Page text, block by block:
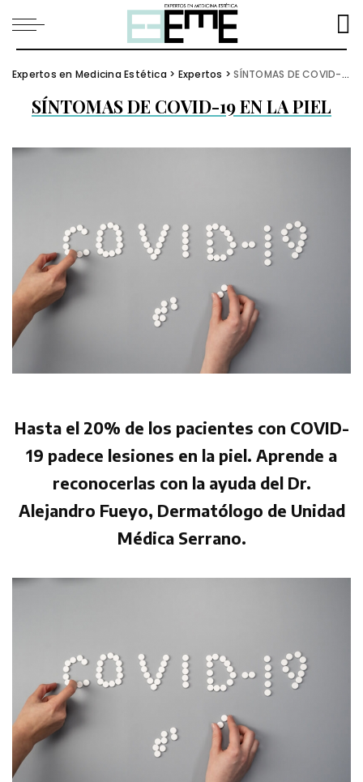
Expertos en Medicina Estética > Expertos >SÍNTOMAS DE COVID-19 EN LA PIEL
SÍNTOMAS DE COVID-19 EN LA PIEL
Hasta el 20% de los pacientes con COVID-
19 padece lesiones en la piel. Aprende a
reconocerlas con la ayuda del Dr.
Alejandro Fueyo, Dermatólogo de Unidad
Médica Serrano.